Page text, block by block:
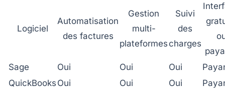
Logiciel
Automatisation
des factures
Gestion
multi-
plateformes
Suivi
des
charges
Sage
Oui Oui Oui
QuickBooks Oui Oui Oui